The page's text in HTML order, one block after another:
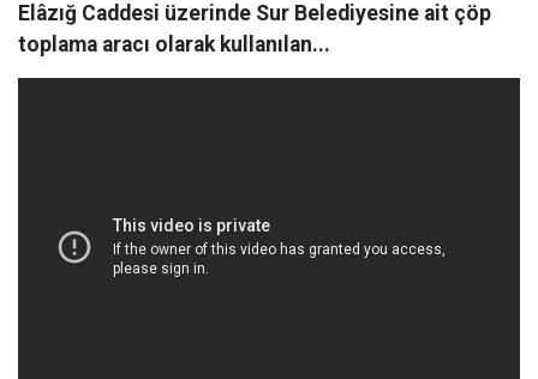
Elâzığ Caddesi üzerinde Sur Belediyesine ait çöp
toplama aracı olarak kullanılan...